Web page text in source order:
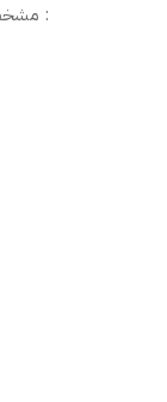
مشخصات دریافت شبکه ایران فردا در ماهواره ترکمنعالم :